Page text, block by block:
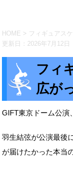
HOME > フィギュアス
更新日： 2026年7月12日
フィ
広が
GIFT東京ドーム公演
羽生結弦が公演最後
が届けたかった本当